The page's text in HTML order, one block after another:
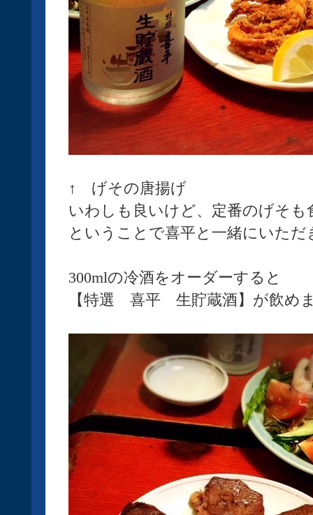
↑ げその唐揚げ
いわしも良いけど、定番のげそも
ということで喜平と一緒にいただ
300mlの冷酒をオーダーすると
【特選 喜平 生貯蔵酒】が飲め